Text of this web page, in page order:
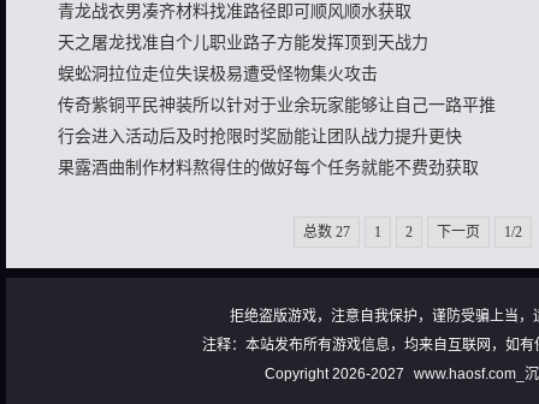
青龙战衣男凑齐材料找准路径即可顺风顺水获取
天之屠龙找准自个儿职业路子方能发挥顶到天战力
蜈蚣洞拉位走位失误极易遭受怪物集火攻击
传奇紫铜平民神装所以针对于业余玩家能够让自己一路平推
行会进入活动后及时抢限时奖励能让团队战力提升更快
果露酒曲制作材料熬得住的做好每个任务就能不费劲获取
总数 27 1 2 下一页 1/2
拒绝盗版游戏，注意自我保护，谨防受骗上当
注释：本站发布所有游戏信息，均来自互联网，如
Copyright 2026-2027
www.haosf.com_